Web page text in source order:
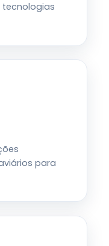
para